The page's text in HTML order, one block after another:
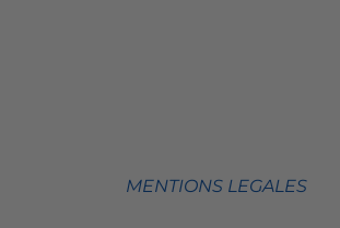
MENTIONS LEGALES